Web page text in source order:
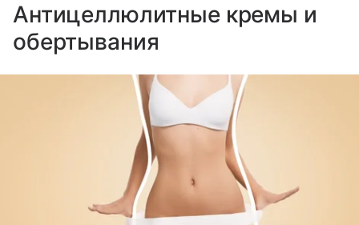
Антицеллюлитные кремы и
обертывания